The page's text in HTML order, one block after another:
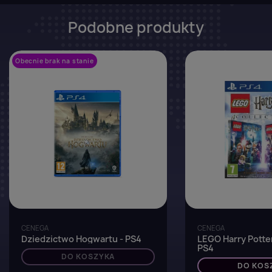
Podobne produkty
Obecnie brak na stanie
CENEGA
Dziedzictwo Hogwartu - PS4
DO KOSZYKA
CENEGA
LEGO Harry
PS4
DO